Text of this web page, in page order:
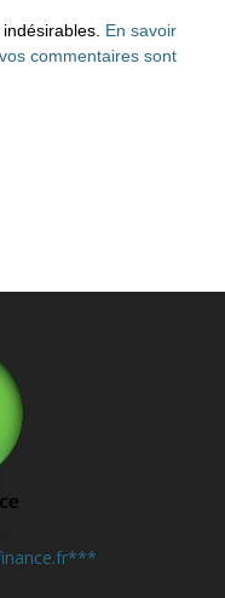
En savoir
commentaires sont